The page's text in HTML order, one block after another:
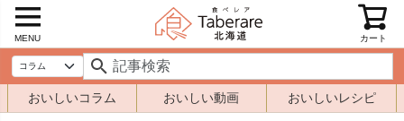
MENU カート
おいしいコラム おいしい動画 おいしいレシピ